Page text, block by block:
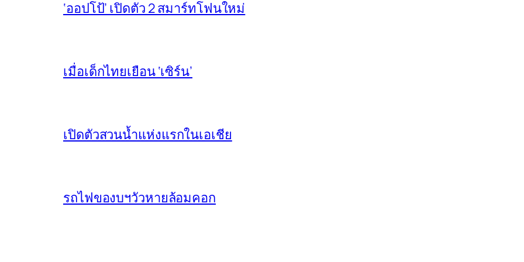
‘ออปโป้’ เปิดตัว 2 สมาร์ทโฟนใหม่
เมื่อเด็กไทยเยือน ‘เซิร์น’
เปิดตัวสวนน้ำแห่งแรกในเอเชีย
รถไฟของบฯวัวหายล้อมคอก